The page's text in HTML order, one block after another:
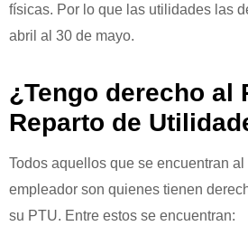
físicas. Por lo que las utilidades las
abril al 30 de mayo.
¿Tengo derecho al
Reparto de
Todos aquellos que se encuentran
empleador son quienes tienen
su PTU. Entre estos se encuentran: